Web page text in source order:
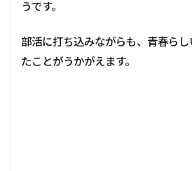
うです。
部活に打ち込みながらも、青春ら
たことがうかがえます。